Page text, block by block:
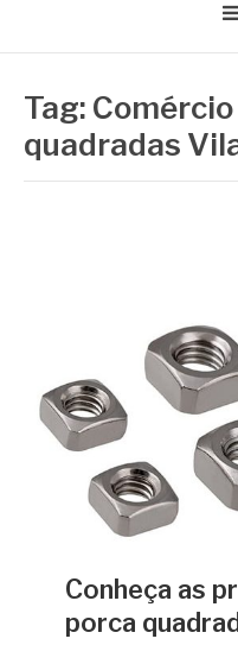
Tag:
quadradas
Conheça as
porca